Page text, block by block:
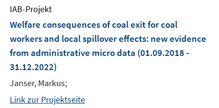
IAB-Projekt
Welfare consequences of coal exit for coal
workers and local spillover effects: new evidence
from administrative micro data (01.09.2018 -
31.12.2022)
Janser, Markus;
Link zur Projektseite